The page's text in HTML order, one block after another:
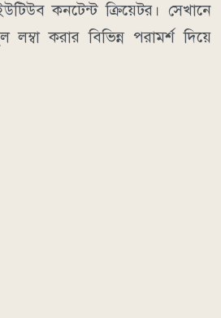
কনটেন্ট ক্রিয়েটর। সেখানে
করার বিভিন্ন পরামর্শ দিয়ে